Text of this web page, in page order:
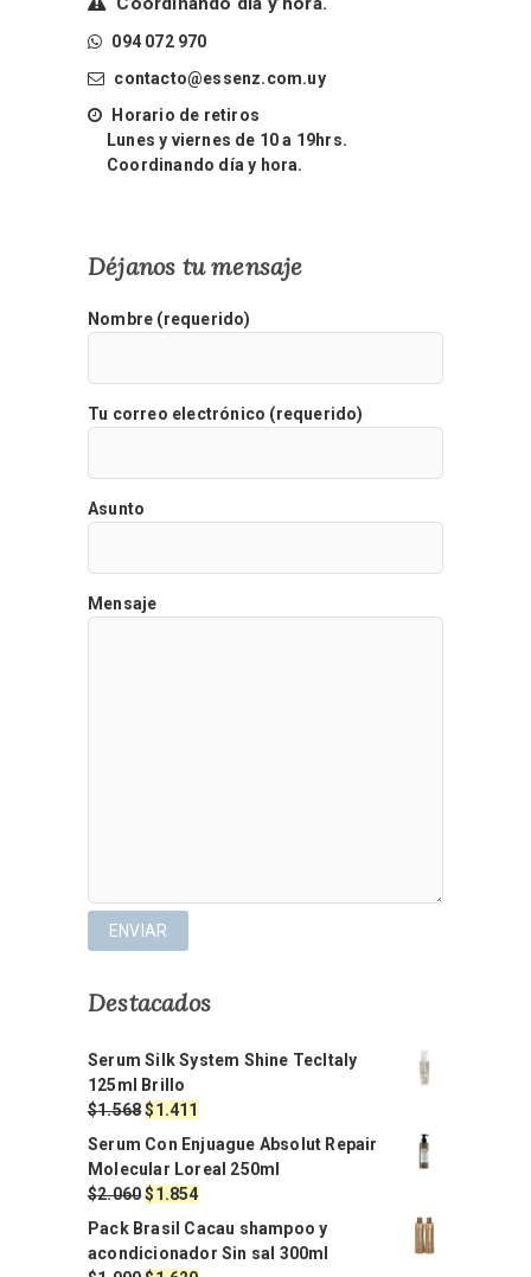
094 072 970
contacto@essenz.com.uy
Horario de retiros
Lunes y viernes de 10 a 19hrs.
Coordinando día y hora.
Déjanos tu mensaje
Nombre (requerido)
Tu correo electrónico (requerido)
Asunto
Mensaje
Destacados
Serum Silk System Shine TecItaly
125ml Brillo
$1.568El
precio
original
era:
$1.568.
$1.411
precio
actual
es:
$1.411.
Serum Con Enjuague Absolut Repair
Molecular Loreal 250ml
$2.060El
precio
original
era:
$1.854El
actual
es:
Pack Brasil Cacau shampoo y
acondicionador Sin sal 300ml